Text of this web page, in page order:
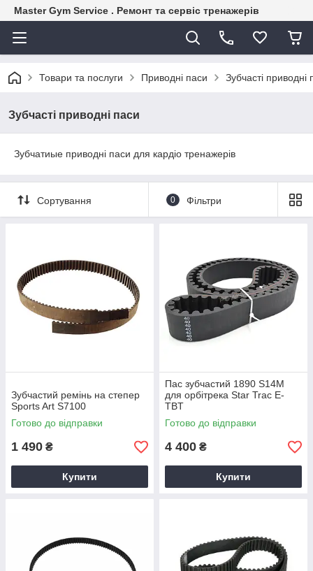
Master Gym Service . Ремонт та сервіс тренажерів
Товари та послуги Приводні паси Зубчасті приводні
Зубчасті приводні паси
Зубчатиые приводні паси для кардіо тренажерів
Сортування 0 Фільтри
Зубчастий ремінь на степер
Sports Art S7100
Готово до відправки
1 490 ₴
Купити
Пас зубчастий 1890 S14M
для орбітрека Star Trac E-
TBT
Готово до відправки
4 400 ₴
Купити